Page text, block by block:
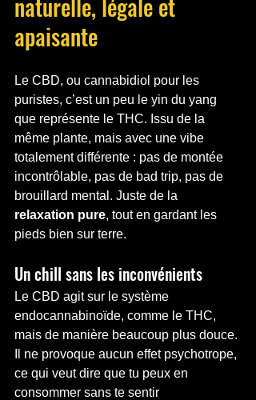
naturelle, légale et
apaisante
Le CBD, ou cannabidiol pour les
puristes, c’est un peu le yin du yang
que représente le THC. Issu de la
même plante, mais avec une vibe
totalement différente : pas de montée
incontrôlable, pas de bad trip, pas de
brouillard mental. Juste de la
relaxation pure, tout en gardant les
pieds bien sur terre.
Un chill sans les inconvénients
Le CBD agit sur le système
endocannabinoïde, comme le THC,
mais de manière beaucoup plus douce.
Il ne provoque aucun effet psychotrope,
ce qui veut dire que tu peux en
consommer sans te sentir